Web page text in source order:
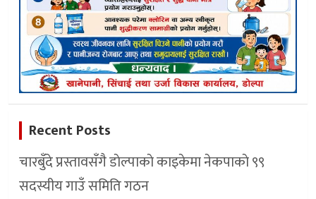
Recent Posts
चारबुँदे प्रस्तावसँगै डाेल्पाकाे काइकेमा नेकपाकाे ९९
सदस्यीय गाउँ समिति गठन